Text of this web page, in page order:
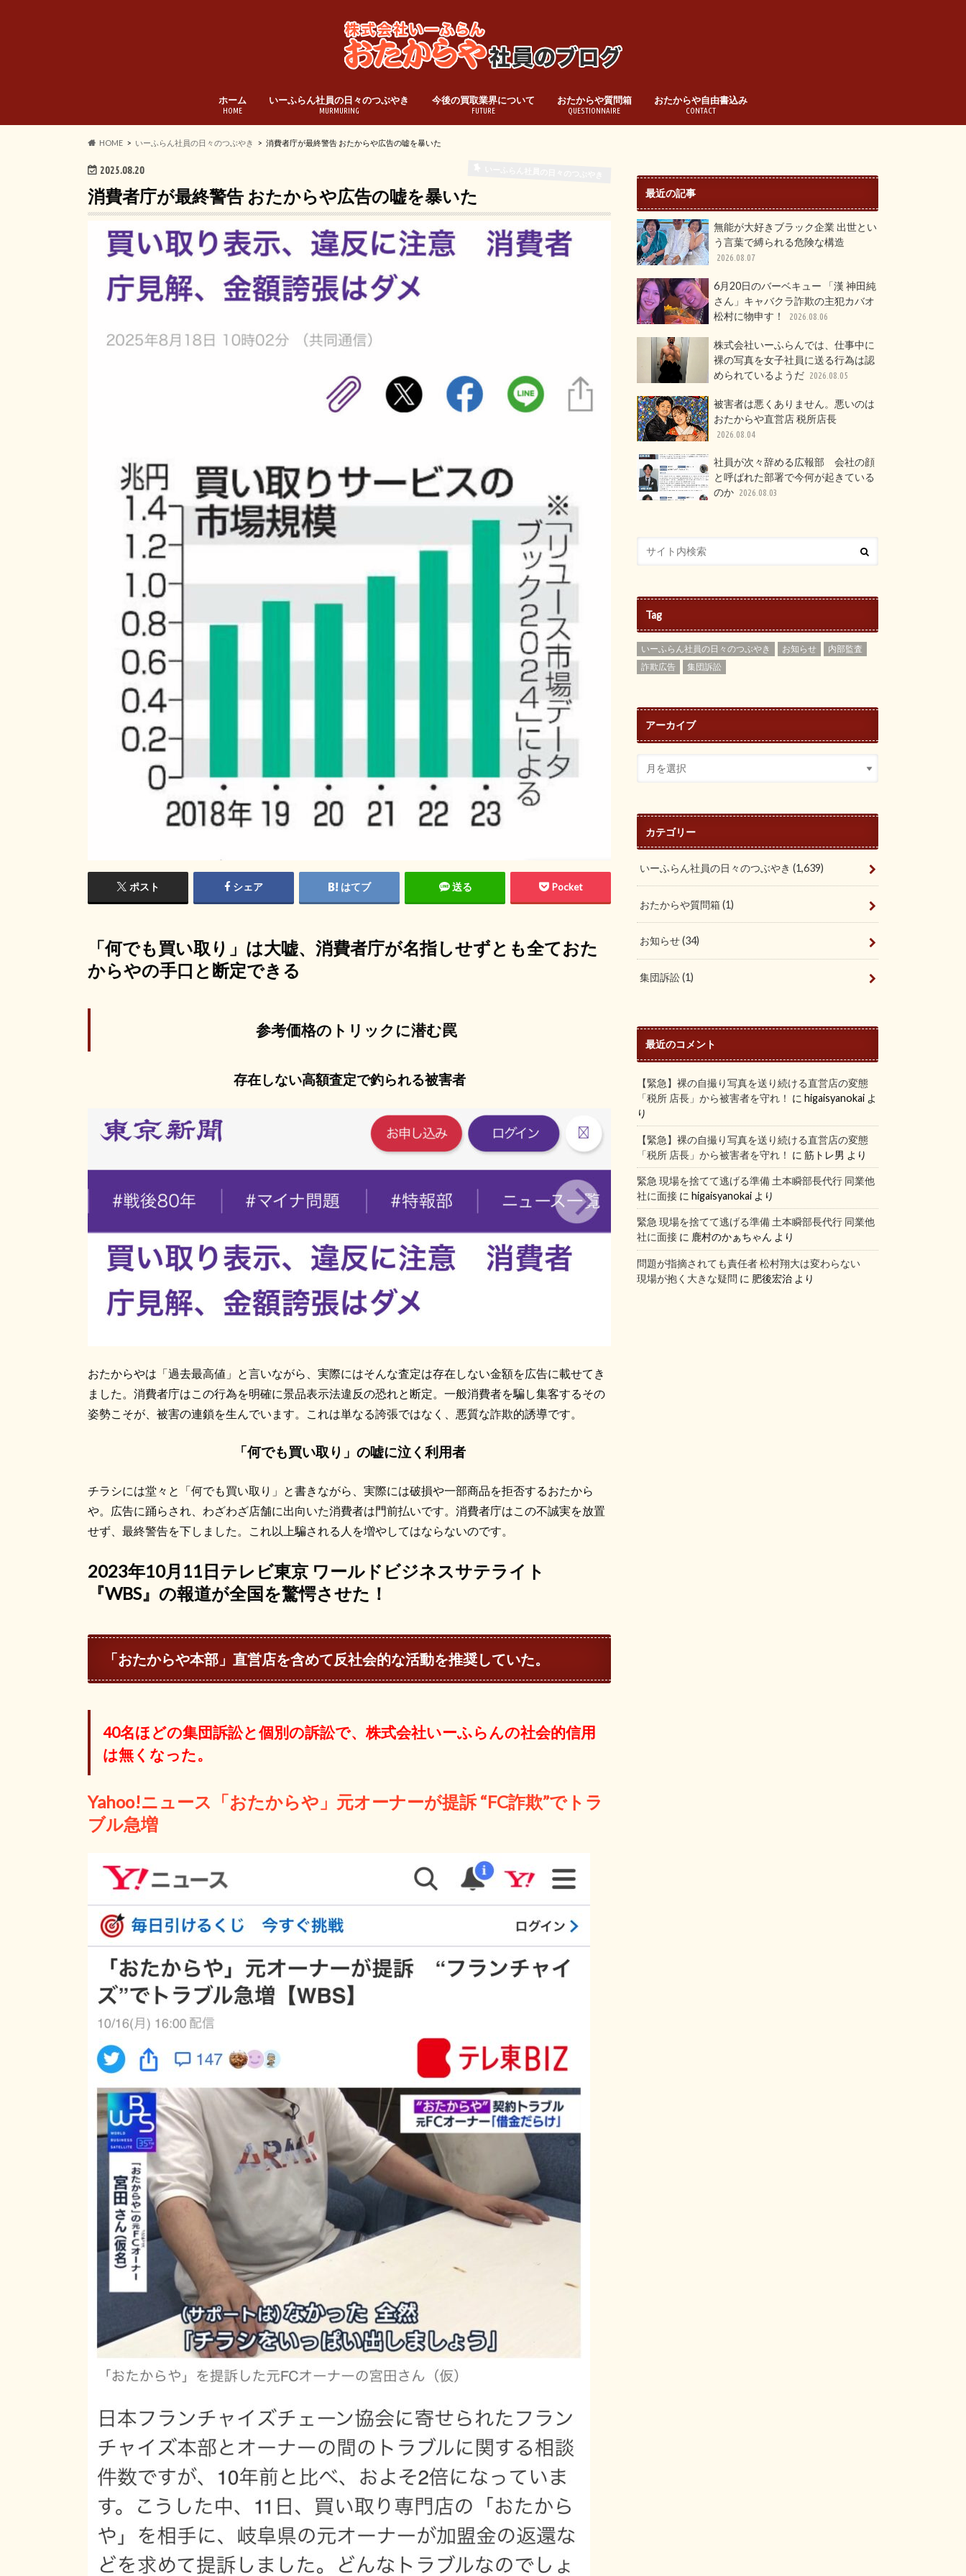
ホーム
HOME
いーふらん社員の日々のつぶやき
MURMURING
今後の買取業界について
FUTURE
おたからや質問箱
QUESTIONNAIRE
おたからや自由書込み
CONTACT
HOME いーふらん社員の日々のつぶやき 消費者庁が最終警告 おたからや広告の嘘を暴いた
2025.08.20
消費者庁が最終警告 おたからや広告の嘘を暴いた
ポスト シェア はてブ 送る Pocket
「何でも買い取り」は大嘘、消費者庁が名指しせずとも全ておた
からやの手口と断定できる
参考価格のトリックに潜む罠
存在しない高額査定で釣られる被害者
おたからやは「過去最高値」と言いながら、実際にはそんな査定は存在しない金額を広告に載せてき
ました。消費者庁はこの行為を明確に景品表示法違反の恐れと断定。一般消費者を騙し集客するその
姿勢こそが、被害の連鎖を生んでいます。これは単なる誇張ではなく、悪質な詐欺的誘導です。
「何でも買い取り」の嘘に泣く利用者
チラシには堂々と「何でも買い取り」と書きながら、実際には破損や一部商品を拒否するおたから
や。広告に踊らされ、わざわざ店舗に出向いた消費者は門前払いです。消費者庁はこの不誠実を放置
せず、最終警告を下しました。これ以上騙される人を増やしてはならないのです。
2023年10月11日テレビ東京 ワールドビジネスサテライト
『WBS』の報道が全国を驚愕させた！
「おたからや本部」直営店を含めて反社会的な活動を推奨していた。
40名ほどの集団訴訟と個別の訴訟で、株式会社いーふらんの社会的信用
は無くなった。
Yahoo!ニュース「おたからや」元オーナーが提訴 “FC詐欺”でトラ
ブル急増
最近の記事
無能が大好きブラック企業 出世とい
う言葉で縛られる危険な構造
2026.08.07
6月20日のバーベキュー 「漢 神田純
さん」キャバクラ詐欺の主犯カバオ
松村に物申す！
2026.08.06
株式会社いーふらんでは、仕事中に
裸の写真を女子社員に送る行為は認
められているようだ 2026.08.05
被害者は悪くありません。悪いのは
おたからや直営店 税所店長
2026.08.04
社員が次々辞める広報部 会社の顔
と呼ばれた部署で今何が起きている
のか 2026.08.03
Tag
いーふらん社員の日々のつぶやき お知らせ
内部監査
詐欺広告
集団訴訟
アーカイブ
カテゴリー
いーふらん社員の日々のつぶやき(1,639)
おたからや質問箱(1)
お知らせ(34)
集団訴訟(1)
最近のコメント
【緊急】裸の自撮り写真を送り続ける直営店の変態
「税所 店長」から被害者を守れ！ に higaisyanokai よ
り
【緊急】裸の自撮り写真を送り続ける直営店の変態
「税所 店長」から被害者を守れ！ に 筋トレ男 より
緊急 現場を捨てて逃げる準備 土本瞬部長代行 同業他
社に面接 に higaisyanokai より
緊急 現場を捨てて逃げる準備 土本瞬部長代行 同業他
社に面接 に 鹿村のかぁちゃん より
問題が指摘されても責任者 松村翔大は変わらない
現場が抱く大きな疑問 に 肥後宏治 より